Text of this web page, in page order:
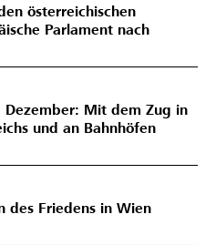
österreichischen
Parlament nach
Dezember: Mit dem Zug in
und an Bahnhöfen
des Friedens in Wien